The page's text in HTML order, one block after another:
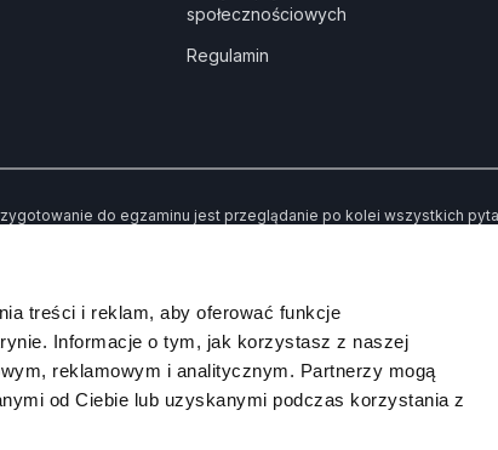
treści i reklam, aby oferować funkcje
Informacje o tym, jak korzystasz z naszej
reklamowym i analitycznym. Partnerzy mogą
od Ciebie lub uzyskanymi podczas korzystania z
społecznościowych
Regulamin
do egzaminu jest przeglądanie po kolei wszystkich